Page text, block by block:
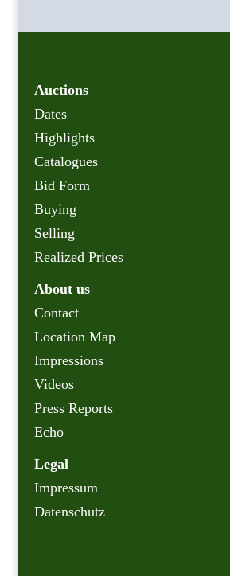
Auctions
Dates
Highlights
Catalogues
Bid Form
Buying
Selling
Realized Prices
About us
Contact
Location Map
Impressions
Videos
Press Reports
Echo
Legal
Impressum
Datenschutz